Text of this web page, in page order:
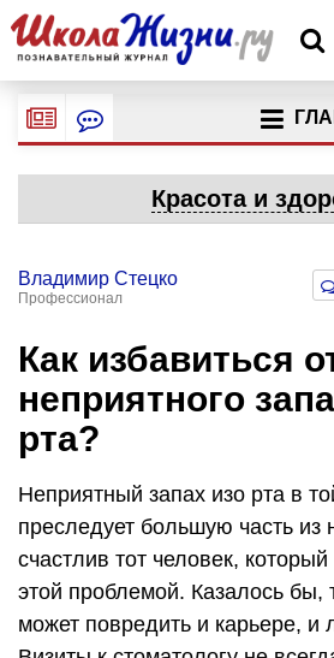
Красота и
Владимир Стецко
Профессионал
Как избавиться
неприятного
рта?
Неприятный запах изо рта в
преследует большую часть из
счастлив тот человек,
этой проблемой. Казалось бы,
может повредить и карьере, и